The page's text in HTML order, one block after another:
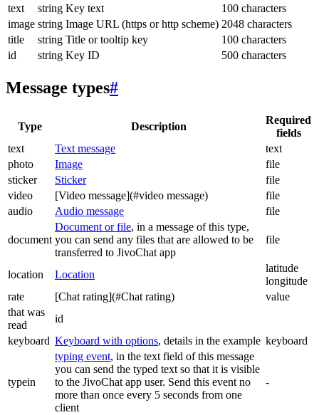
text
string Key text
100 characters
image string Image URL (https or http scheme) 2048 characters
title
string Title or tooltip key
100 characters
id
string Key ID 500 characters
Message types#
Type Description
Required
fields
text
Text message
text
photo
Image
file
sticker
Sticker
file
video
[Video message](#video message)
file
audio
Audio message file
document
Document or file, in a message of this type,
you can send any files that are allowed to be
transferred to JivoChat app
file
location Location
latitude
longitude
rate
[Chat rating](#Chat rating)
value
that was
read
id
keyboard Keyboard with options, details in the example keyboard
typein
typing event, in the text field of this message
you can send the typed text so that it is visible
to the JivoChat app user. Send this event no
more than once every 5 seconds from one
client
-